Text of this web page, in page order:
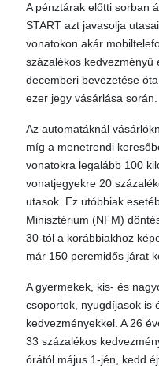
A pénztárak előtti sorban
START azt javasolja
vonatokon akár
százalékos kedvezményű
decemberi bevezetése
ezer jegy vásárlása során.
Az automatáknál
míg a menetrendi
vonatokra legalább 100
vonatjegyekre 20
utasok. Ez utóbbiak
Minisztérium (NFM)
30-tól a korábbiakhoz
már 150 peremidős járat
A gyermekek, kis- és
csoportok, nyugdíjasok is
kedvezményekkel. A 26
33 százalékos
órától május 1-jén, kedd